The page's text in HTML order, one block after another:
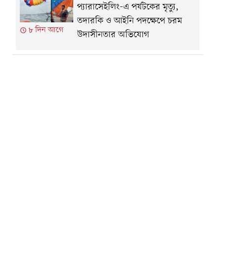
৮ দিন আগে
প্যারাসেইলিং-এ পর্যটকের মৃত্যু,
তদারকি ও আইনি পদক্ষেপে চরম
উদাসীনতার অভিযোগ